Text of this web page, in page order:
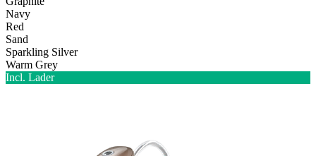
Navy
Red
Sand
Sparkling Silver
Warm Grey
Incl. Lader